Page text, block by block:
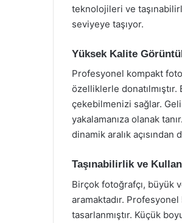
teknolojileri ve
seviyeye taşıyor.
Yüksek Kalite
Profesyonel kompakt
özelliklerle
çekebilmenizi sağlar.
yakalamanıza olanak
dinamik aralık
Taşınabilirlik ve
Birçok fotoğrafçı, büyük
aramaktadır.
tasarlanmıştır. Küçük